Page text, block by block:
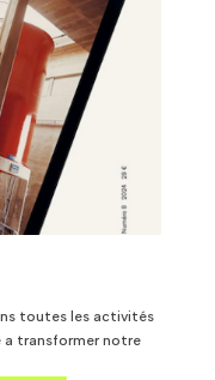
toutes les activités
a transformer notre